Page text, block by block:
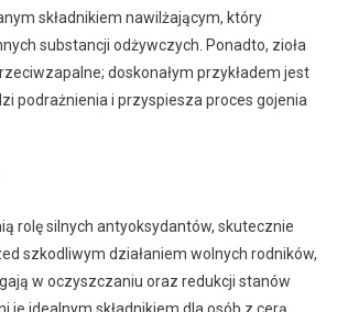
składnikiem nawilżającym, który
substancji odżywczych. Ponadto, zioła
doskonałym przykładem jest
podrażnienia i przyspiesza proces gojenia
rolę silnych antyoksydantów, skutecznie
szkodliwym działaniem wolnych rodników,
w oczyszczaniu oraz redukcji stanów
je idealnym składnikiem dla osób z cerą